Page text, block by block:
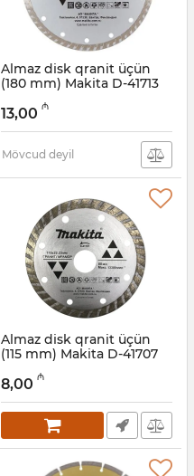
Almaz disk qranit üçün
(180 mm) Makita D-41713
004001134
13,00 ₼
Mövcud deyil
Almaz disk qranit üçün
(115 mm) Makita D-41707
004001133
8,00 ₼